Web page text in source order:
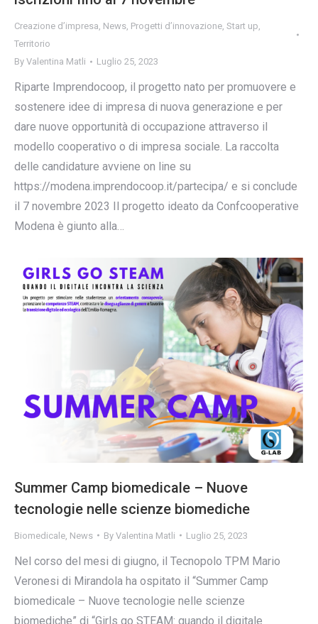
Creazione d’impresa, News, Progetti d’innovazione, Start up,
Territorio
By Valentina Matli Luglio 25, 2023
Riparte Imprendocoop, il progetto nato per promuovere e
sostenere idee di impresa di nuova generazione e per
dare nuove opportunità di occupazione attraverso il
modello cooperativo o di impresa sociale. La raccolta
delle candidature avviene on line su
https://modena.imprendocoop.it/partecipa/ e si conclude
il 7 novembre 2023 Il progetto ideato da Confcooperative
Modena è giunto alla…
Summer Camp biomedicale – Nuove
tecnologie nelle scienze biomediche
Biomedicale News By Valentina Matli Luglio 25, 2023
Nel corso del mesi di giugno, il Tecnopolo TPM Mario
Veronesi di Mirandola ha ospitato il “Summer Camp
biomedicale – Nuove tecnologie nelle scienze
biomediche” di “Girls go STEAM: quando il digitale